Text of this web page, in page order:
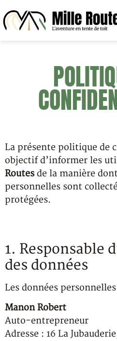
La présente politique de
objectif d’informer les
Routes de la manière
personnelles sont
protégées.
1. Responsable
des données
Les données
Manon Robert
Auto-entrepreneur
Adresse : 16 La